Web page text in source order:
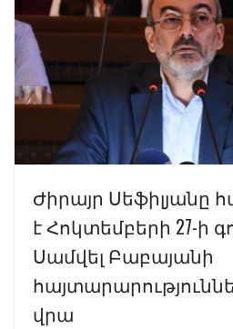
Ժիրայր Սեֆիլյանը
է Հոկտեմբերի 27-ի
Սամվել Բաբայանի
վրա